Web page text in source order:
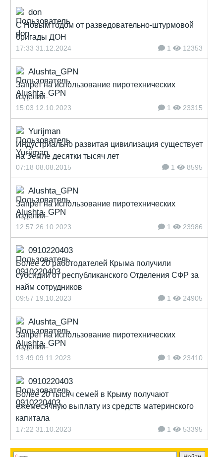
don
С Новым годом от разведовательно-штурмовой
бригады ДОН
17:33 31.12.2024 1 12353
Alushta_GPN
Запрет на использование пиротехнических
изделий
15:03 12.10.2023 1 23315
Yurijman
Индустриально развитая цивилизация существует
на Земле десятки тысяч лет
07:18 08.08.2015 1 8595
Alushta_GPN
Запрет на использование пиротехнических
изделий
12:57 26.10.2023 1 23986
0910220403
Более 20 работодателей Крыма получили
субсидии от республиканского Отделения СФР за
найм сотрудников
09:57 19.10.2023 1 24905
Alushta_GPN
Запрет на использование пиротехнических
изделий
13:49 09.11.2023 1 23410
0910220403
Более 20 тысяч семей в Крыму получают
ежемесячную выплату из средств материнского
капитала
17:22 31.10.2023 1 53395